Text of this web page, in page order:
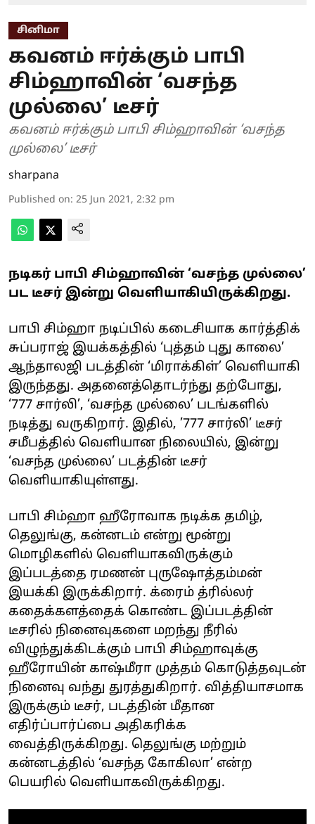
சினிமா
கவனம் ஈர்க்கும் பாபி
சிம்ஹாவின் ‘வசந்த
முல்லை’ டீசர்
கவனம் ஈர்க்கும் பாபி சிம்ஹாவின் ‘வசந்த
முல்லை’ டீசர்
sharpana
Published on: 25 Jun 2021, 2:32 pm
நடிகர் பாபி சிம்ஹாவின் ‘வசந்த முல்லை’
பட டீசர் இன்று வெளியாகியிருக்கிறது.
பாபி சிம்ஹா நடிப்பில் கடைசியாக கார்த்திக்
சுப்பராஜ் இயக்கத்தில் ‘புத்தம் புது காலை’
ஆந்தாலஜி படத்தின் ‘மிராக்கிள்’ வெளியாகி
இருந்தது. அதனைத்தொடர்ந்து தற்போது,
‘777 சார்லி’, ‘வசந்த முல்லை’ படங்களில்
நடித்து வருகிறார். இதில், ’777 சார்லி’ டீசர்
சமீபத்தில் வெளியான நிலையில், இன்று
‘வசந்த முல்லை’ படத்தின் டீசர்
வெளியாகியுள்ளது.
பாபி சிம்ஹா ஹீரோவாக நடிக்க தமிழ்,
தெலுங்கு, கன்னடம் என்று மூன்று
மொழிகளில் வெளியாகவிருக்கும்
இப்படத்தை ரமணன் புருஷோத்தம்மன்
இயக்கி இருக்கிறார். க்ரைம் த்ரில்லர்
கதைக்களத்தைக் கொண்ட இப்படத்தின்
டீசரில் நினைவுகளை மறந்து நீரில்
விழுந்துக்கிடக்கும் பாபி சிம்ஹாவுக்கு
ஹீரோயின் காஷ்மீரா முத்தம் கொடுத்தவுடன்
நினைவு வந்து துரத்துகிறார். வித்தியாசமாக
இருக்கும் டீசர், படத்தின் மீதான
எதிர்ப்பார்ப்பை அதிகரிக்க
வைத்திருக்கிறது. தெலுங்கு மற்றும்
கன்னடத்தில் ‘வசந்த கோகிலா’ என்ற
பெயரில் வெளியாகவிருக்கிறது.